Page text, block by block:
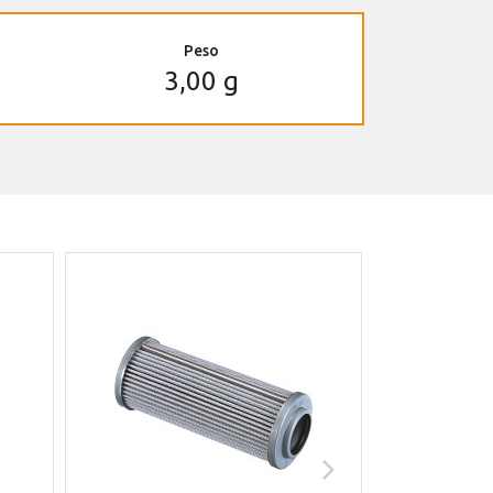
Peso
3,00 g